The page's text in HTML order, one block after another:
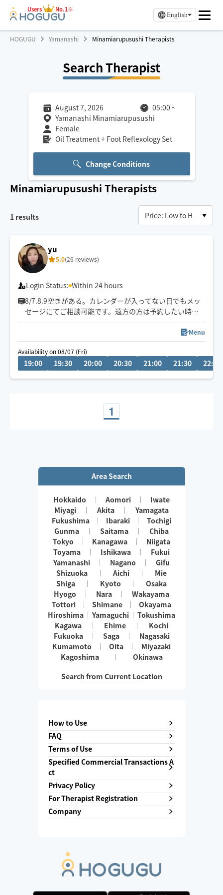
Users No.1※
English
HOGUGU Yamanashi Minamiarupusushi Therapists
Search Therapist
August 7, 2026 05:00 ~
Yamanashi Minamiarupusushi
Female
Oil Treatment + Foot Reflexology Set
Change Conditions
Minamiarupusushi Therapists
1 results
yu
5.0(26 reviews)
Login Status: Within 24 hours
8/7.8.9空きがある。カレンダーが入ってない日でもメッ
セージにてご相談可能です。遠方の方は予約したい時間
の3時間前に県内の方は2時間前にリクエストお願いしま
す。月によって活動エリアが異なりますので、あらかじめ
ご確認の上リクエストをお願いいたします。
施術中にスマートフォンを閲覧はご遠慮ください。
お客様の要望を聞きながら、最善に目指します。
Menu
Availability on 08/07 (Fri)
19:00 19:30 20:00 20:30 21:00 21:30 22:00
1
Area Search
Hokkaido Aomori
Iwate
Miyagi
Akita
Yamagata
Fukushima
Ibaraki
Tochigi
Gunma
Saitama
Chiba
Tokyo
Kanagawa
Niigata
Toyama
Ishikawa
Fukui
Yamanashi
Nagano
Gifu
Shizuoka
Aichi
Mie
Shiga
Kyoto
Osaka
Hyogo
Nara
Wakayama
Tottori
Shimane
Okayama
Hiroshima
Yamaguchi
Tokushima
Kagawa
Ehime
Kochi
Fukuoka
Saga
Nagasaki
Kumamoto
Oita
Miyazaki
Kagoshima
Okinawa
Search from Current Location
How to Use
FAQ
Terms of Use
Specified Commercial Transactions A
ct
Privacy Policy
For Therapist Registration
Company